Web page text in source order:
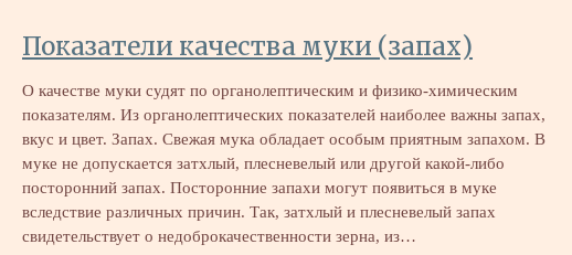
Показатели качества муки (запах)
О качестве муки судят по органолептическим и физико-химическим
показателям. Из органолептических показателей наиболее важны запах,
вкус и цвет. Запах. Свежая мука обладает особым приятным запахом. В
муке не допускается затхлый, плесневелый или другой какой-либо
посторонний запах. Посторонние запахи могут появиться в муке
вследствие различных причин. Так, затхлый и плесневелый запах
свидетельствует о недоброкачественности зерна, из…